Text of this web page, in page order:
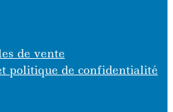
de vente
politique de confidentialité